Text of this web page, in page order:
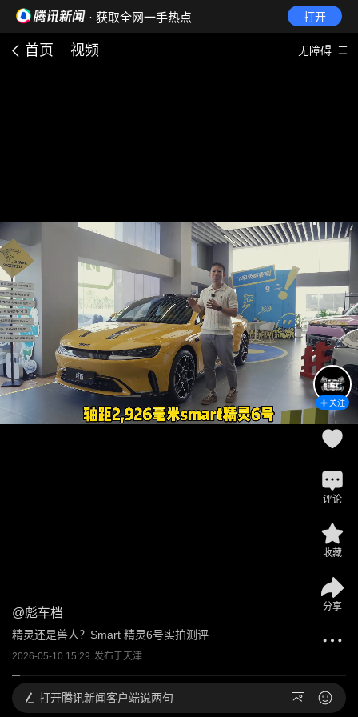
· 获取全网一手热点 打开
首页 视频 无障碍
@彪车档
精灵还是兽人？Smart 精灵6号实拍测评
2026-05-10 15:29 发布于天津
关注
评论
收藏
分享
打开腾讯新闻客户端说两句